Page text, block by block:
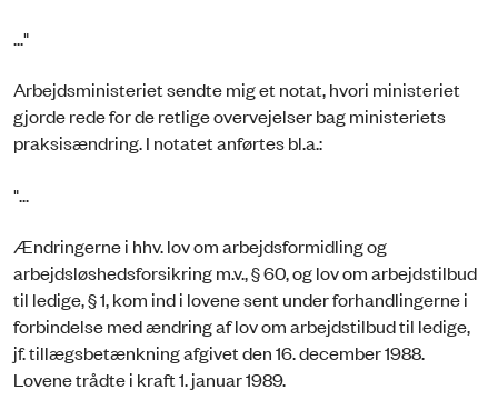
..."
Arbejdsministeriet sendte mig et notat, hvori ministeriet
gjorde rede for de retlige overvejelser bag ministeriets
praksisændring. I notatet anførtes bl.a.:
"...
Ændringerne i hhv. lov om arbejdsformidling og
arbejdsløshedsforsikring m.v., § 60, og lov om arbejdstilbud
til ledige, § 1, kom ind i lovene sent under forhandlingerne i
forbindelse med ændring af lov om arbejdstilbud til ledige,
jf. tillægsbetænkning afgivet den 16. december 1988.
Lovene trådte i kraft 1. januar 1989.